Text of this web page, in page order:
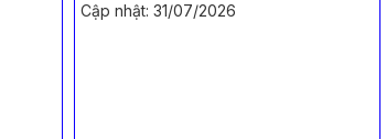
Cập nhật: 31/07/2026